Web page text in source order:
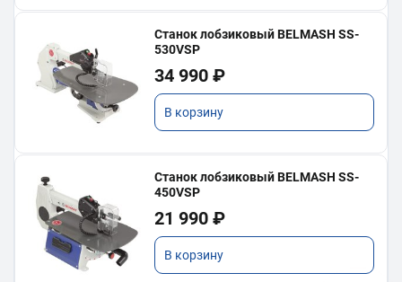
Станок лобзиковый BELMASH SS-
530VSP
34 990 ₽
В корзину
Станок лобзиковый BELMASH SS-
450VSP
21 990 ₽
В корзину